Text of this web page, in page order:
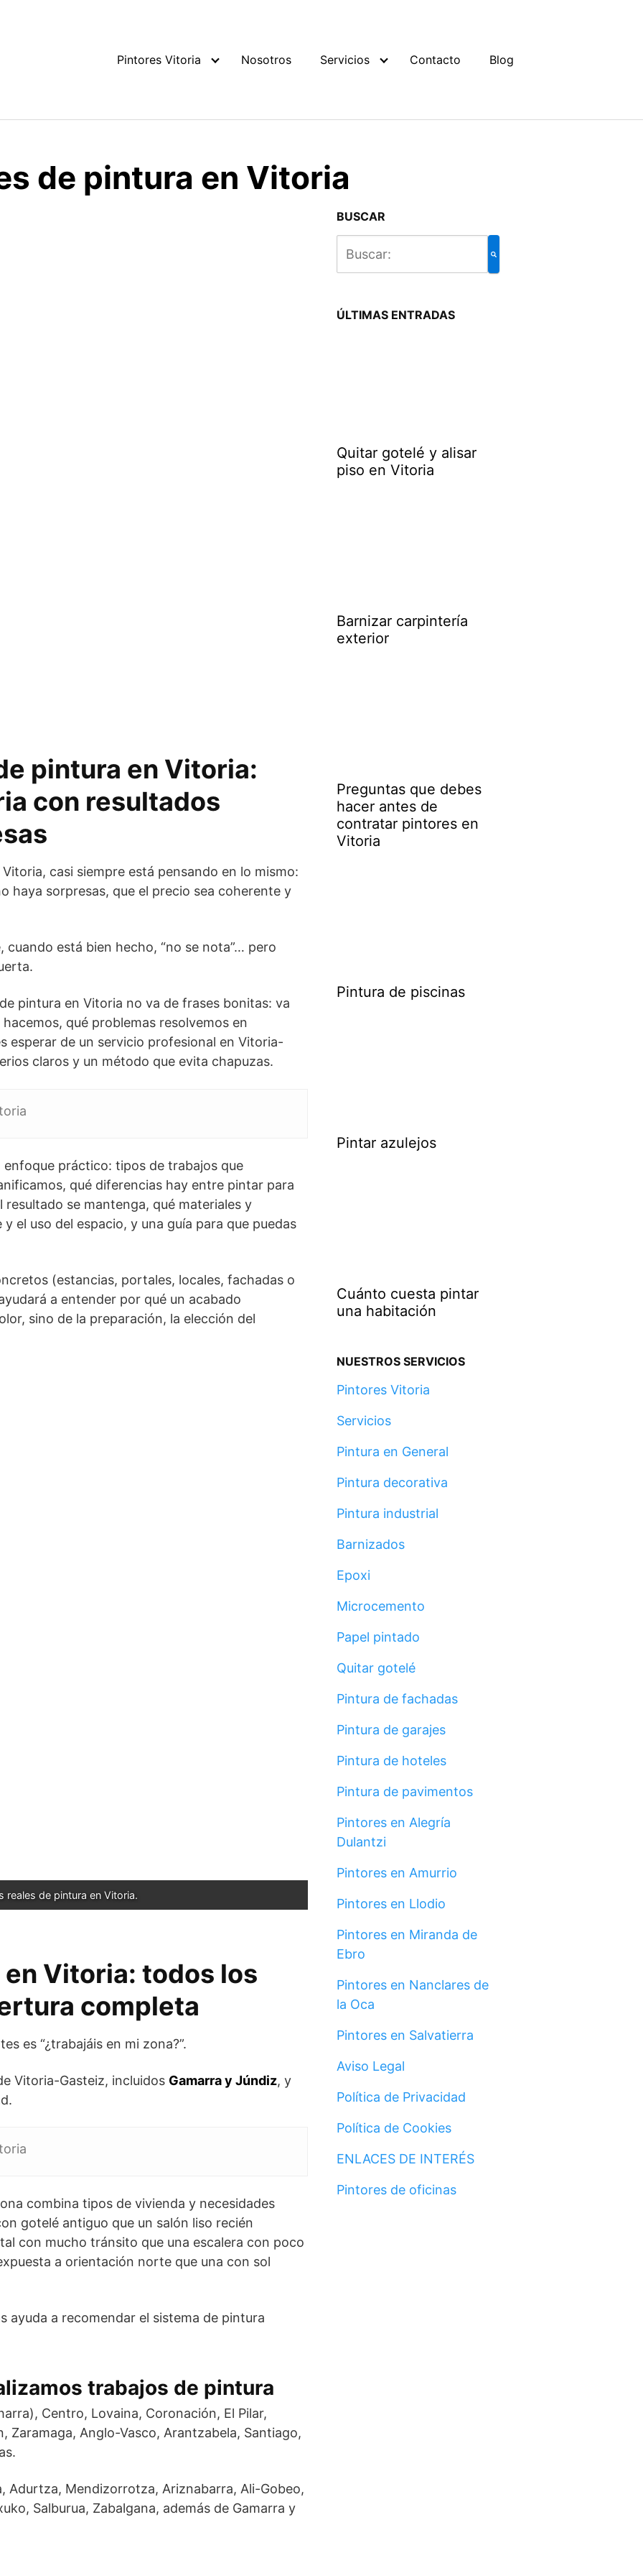
Pintores Vitoria
Nosotros Servicios Contacto Blog
de pintura en Vitoria
pintura en Vitoria:
con resultados
casi siempre está pensando en lo mismo:
haya sorpresas, que el precio sea coherente y
cuando está bien hecho, “no se nota”… pero
pintura en Vitoria no va de frases bonitas: va
qué problemas resolvemos en
esperar de un servicio profesional en Vitoria-
claros y un método que evita chapuzas.
práctico: tipos de trabajos que
qué diferencias hay entre pintar para
resultado se mantenga, qué materiales y
el uso del espacio, y una guía para que puedas
(estancias, portales, locales, fachadas o
a entender por qué un acabado
sino de la preparación, la elección del
reales de pintura en Vitoria.
Vitoria: todos los
completa
es “¿trabajáis en mi zona?”.
Vitoria-Gasteiz, incluidos Gamarra y Júndiz, y
combina tipos de vivienda y necesidades
gotelé antiguo que un salón liso recién
con mucho tránsito que una escalera con poco
a orientación norte que una con sol
ayuda a recomendar el sistema de pintura
trabajos de pintura
Centro, Lovaina, Coronación, El Pilar,
Zaramaga, Anglo-Vasco, Arantzabela, Santiago,
Adurtza, Mendizorrotza, Ariznabarra, Ali-Gobeo,
Salburua, Zabalgana, además de Gamarra y
BUSCAR
ÚLTIMAS ENTRADAS
Quitar gotelé y alisar
piso en Vitoria
Barnizar carpintería
exterior
Preguntas que debes
hacer antes de
contratar pintores en
Vitoria
Pintura de piscinas
Pintar azulejos
Cuánto cuesta pintar
una habitación
NUESTROS SERVICIOS
Pintores Vitoria
Servicios
Pintura en General
Pintura decorativa
Pintura industrial
Barnizados
Epoxi
Microcemento
Papel pintado
Quitar gotelé
Pintura de fachadas
Pintura de garajes
Pintura de hoteles
Pintura de pavimentos
Pintores en Alegría
Dulantzi
Pintores en Amurrio
Pintores en Llodio
Pintores en Miranda de
Ebro
Pintores en Nanclares de
la Oca
Pintores en Salvatierra
Aviso Legal
Política de Privacidad
Política de Cookies
ENLACES DE INTERÉS
Pintores de oficinas